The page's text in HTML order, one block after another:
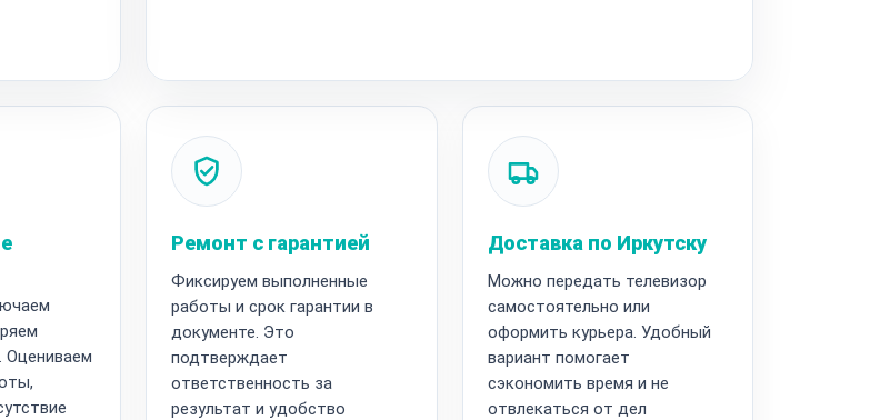
Ремонт с гарантией
Фиксируем выполненные
работы и срок гарантии в
документе. Это
подтверждает
ответственность за
результат и удобство
Доставка по Иркутску
Можно передать телевизор
самостоятельно или
оформить курьера. Удобный
вариант помогает
сэкономить время и не
отвлекаться от дел